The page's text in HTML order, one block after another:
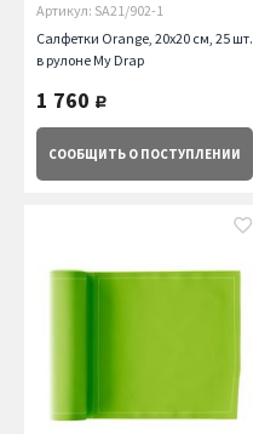
Артикул: SA21/902-1
Салфетки Orange, 20х20 см, 25 шт.
в рулоне My Drap
1 760 руб.
СООБЩИТЬ О ПОСТУПЛЕНИИ